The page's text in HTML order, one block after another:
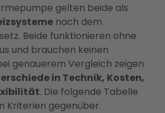
gelten beide als
nach dem
Beide funktionieren ohne
und brauchen keinen
genauerem Vergleich zeigen
in Technik, Kosten,
. Die folgende Tabelle
Kriterien gegenüber.